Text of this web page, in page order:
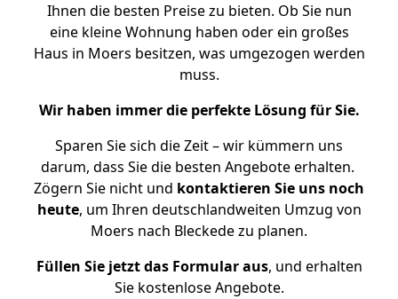
Ihnen die besten Preise zu bieten. Ob Sie nun
eine kleine Wohnung haben oder ein großes
Haus in Moers besitzen, was umgezogen werden
muss.
Wir haben immer die perfekte Lösung für Sie.
Sparen Sie sich die Zeit – wir kümmern uns
darum, dass Sie die besten Angebote erhalten.
Zögern Sie nicht und kontaktieren Sie uns noch
heute, um Ihren deutschlandweiten Umzug von
Moers nach Bleckede zu planen.
Füllen Sie jetzt das Formular aus, und erhalten
Sie kostenlose Angebote.